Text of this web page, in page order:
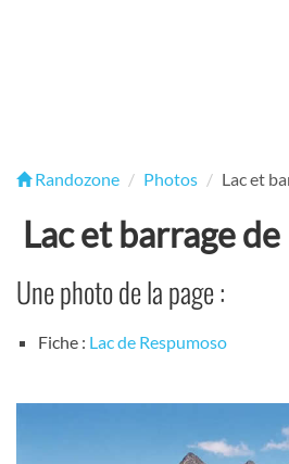
Randozone Photos Lac et
Lac et barrage
Une photo de la page :
Fiche : Lac de Respumoso